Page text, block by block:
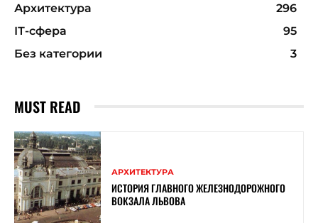
Архитектура
296
ІТ-сфера
95
Без категории
3
MUST READ
АРХИТЕКТУРА
ИСТОРИЯ ГЛАВНОГО ЖЕЛЕЗНОДОРОЖНОГО
ВОКЗАЛА ЛЬВОВА